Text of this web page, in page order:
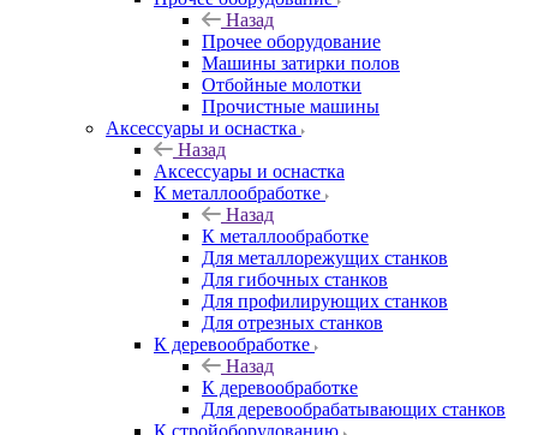
Назад
Прочее оборудование
Машины затирки полов
Отбойные молотки
Прочистные машины
Аксeccyapы и оснастка
Назад
Аксeccyapы и оснастка
К металлообработке
Назад
К металлообработке
Для металлорежущих станков
Для гибочных станков
Для профилирующих станков
Для отрезных станков
К деревообработке
Назад
К деревообработке
Для деревообрабатывающих станков
К стройоборудованию